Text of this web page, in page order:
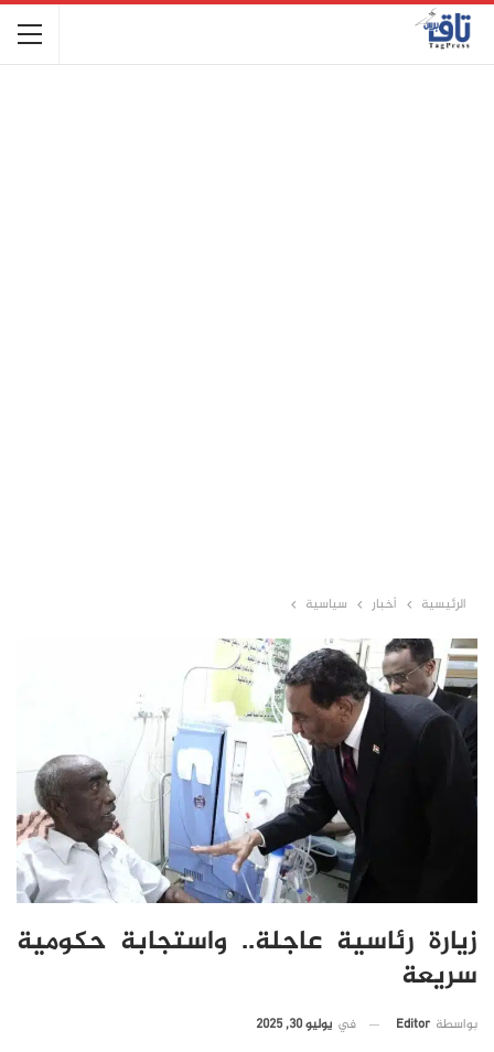
الرئيسية أخبار سياسية
زيارة رئاسية عاجلة.. واستجابة حكومية
سريعة
بواسطة Editor في يوليو 30, 2025